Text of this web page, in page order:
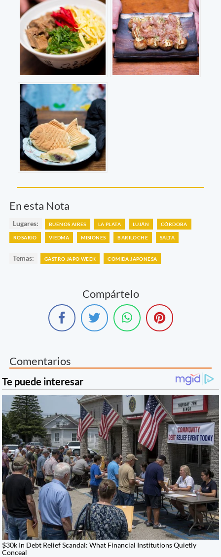
En esta Nota
Lugares: BUENOS AIRES LA PLATA LUJÁN CÓRDOBA
ROSARIO VIEDMA MISIONES BARILOCHE SALTA
Temas: GASTRO JAPO WEEK COMIDA JAPONESA
Compártelo
Comentarios